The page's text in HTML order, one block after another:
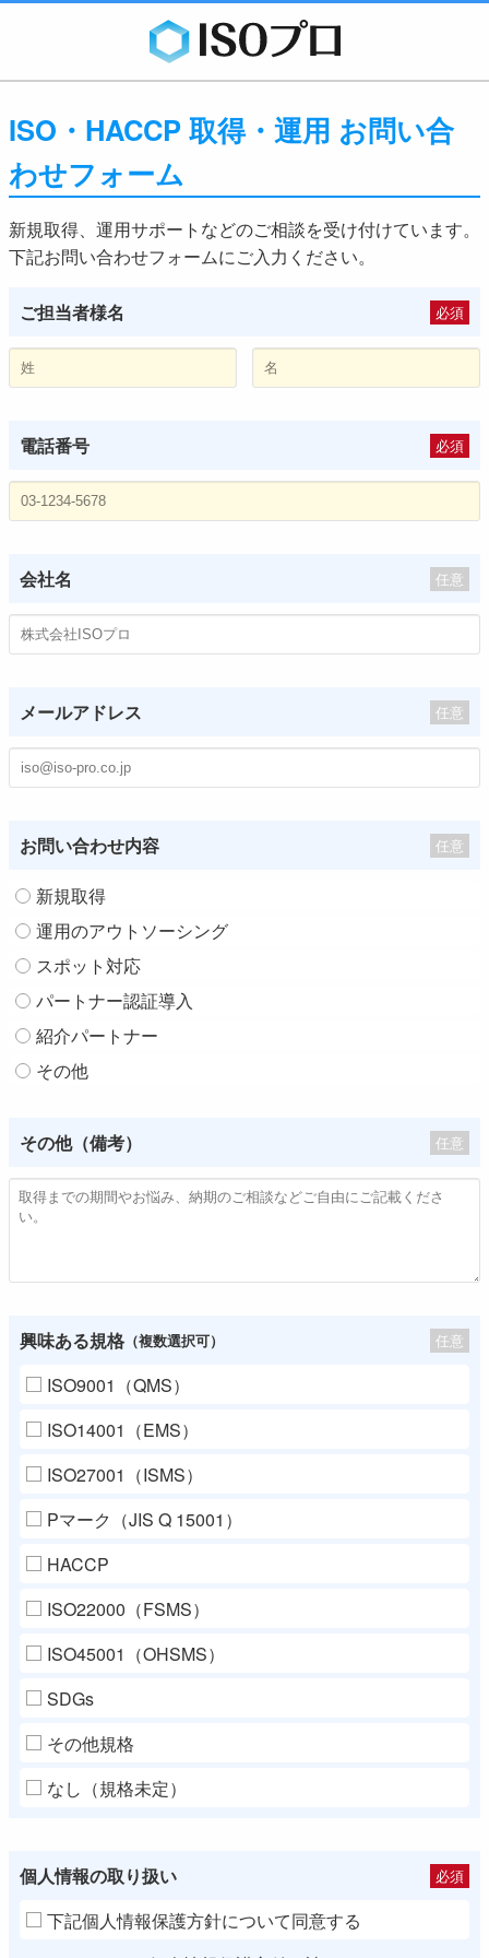
ISO・HACCP 取得・運用 お問い合
わせフォーム
新規取得、運用サポートなどのご相談を受け付けています。
下記お問い合わせフォームにご入力ください。
ご担当者様名 必須
電話番号 必須
会社名 任意
メールアドレス 任意
お問い合わせ内容 任意
新規取得
運用のアウトソーシング
スポット対応
パートナー認証導入
紹介パートナー
その他
その他（備考） 任意
興味ある規格 （複数選択可） 任意
ISO9001（QMS）
ISO14001（EMS）
ISO27001（ISMS）
Pマーク（JIS Q 15001）
HACCP
ISO22000（FSMS）
ISO45001（OHSMS）
SDGs
その他規格
なし（規格未定）
個人情報の取り扱い 必須
下記個人情報保護方針について同意する